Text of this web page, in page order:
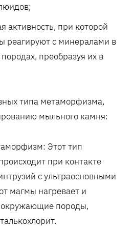
активность, при которой
реагируют с минералами в
преобразуя их в
типа метаморфизма,
мыльного камня:
Этот тип
при контакте
с ультраосновными
магмы нагревает и
породы,